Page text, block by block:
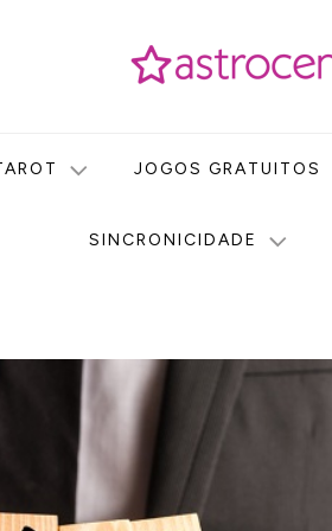
JOGOS GRATUITOS
SINCRONICIDADE